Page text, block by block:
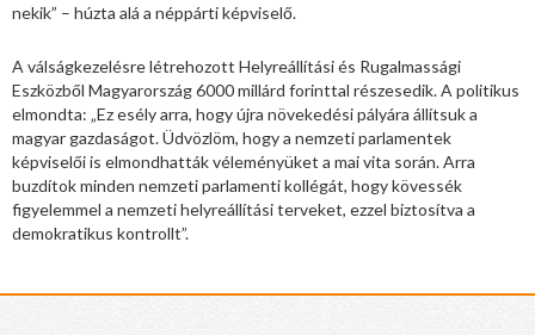
nekik” – húzta alá a néppárti képviselő.
A válságkezelésre létrehozott Helyreállítási és Rugalmassági
Eszközből Magyarország 6000 millárd forinttal részesedik. A politikus
elmondta: „Ez esély arra, hogy újra növekedési pályára állítsuk a
magyar gazdaságot. Üdvözlöm, hogy a nemzeti parlamentek
képviselői is elmondhatták véleményüket a mai vita során. Arra
buzdítok minden nemzeti parlamenti kollégát, hogy kövessék
figyelemmel a nemzeti helyreállítási terveket, ezzel biztosítva a
demokratikus kontrollt”.